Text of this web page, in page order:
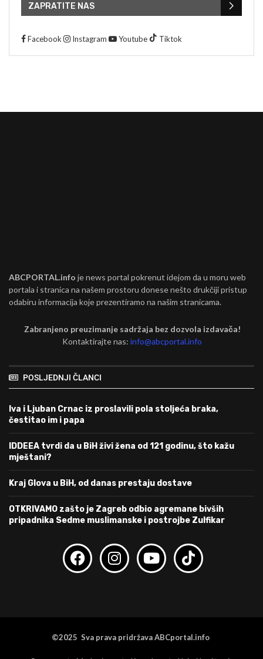
ZAPRATITE NAS
Facebook Instagram Youtube Tiktok
ABCPORTAL.info je news portal pokrenut idejom da u moru web
portala i stranica na našem prostoru donese nešto drukčiji pristup
odabiru informacija koje prezentiramo na našim stranicama.
Zabranjeno preuzimanje sadržaja bez dozvola izdavača!
Kontaktirajte nas:info@abcportal.info
POSLJEDNJI ČLANCI
Iva i Ljuban Crnac iz proslavili pola stoljeća braka,
čestitao im i papa
IDDEEA tvrdi da u BiH živi žena od 121 godinu, što kažu
mještani?
Kraj Glova u BiH, od danas prestaju dostave
OTKRIVAMO zašto je Zagreb odbio agremane bivših
pripadnika Sedme muslimanske i postrojbe Zulfikar
©2025 Sva prava pridržava ABCportal.info